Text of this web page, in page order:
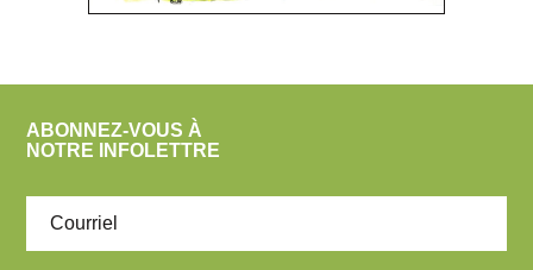
ABONNEZ-VOUS À
NOTRE INFOLETTRE